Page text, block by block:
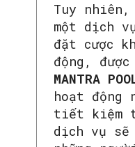
Tuy
một dịch
đặt cược
động,
MANTRA
hoạt động
tiết kiệm
dịch vụ sẽ